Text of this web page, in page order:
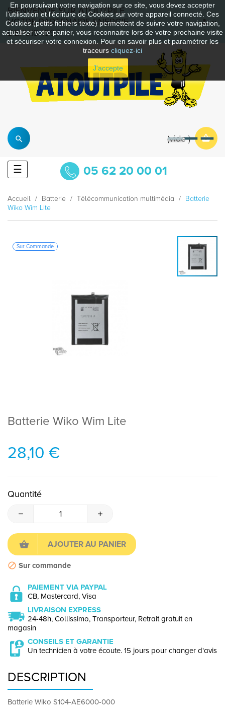
En poursuivant votre navigation sur ce site, vous devez accepter
l’utilisation et l'écriture de Cookies sur votre appareil connecté. Ces
Cookies (petits fichiers texte) permettent de suivre votre navigation,
actualiser votre panier, vous reconnaitre lors de votre prochaine visite
et sécuriser votre connexion. Pour en savoir plus et paramétrer les
traceurs cliquez-ici
J'accepte
BIENVENUE SUR ATOUTPILE
VOTRE PARTENAIRE ENERGIE
DEPUIS 1997
vide
Basculer
la
☰ 05 62 20 00 01
Accueil Batterie Télécommunication multimédia
Batterie
Wiko Wim Lite
Sur Commande
Batterie Wiko Wim Lite
28,10 €
Quantité
AJOUTER AU PANIER
Sur commande
PAIEMENT VIA PAYPAL
CB, Mastercard, Visa
LIVRAISON EXPRESS
24-48h, Collissimo, Transporteur, Retrait gratuit en
magasin
CONSEILS ET GARANTIE
Un technicien à votre écoute. 15 jours pour changer d'avis
DESCRIPTION
Batterie Wiko S104-AE6000-000